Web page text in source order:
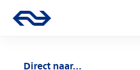
Hoofdnavigatie
Ga naar de homepage van ns.nl
Direct naar...